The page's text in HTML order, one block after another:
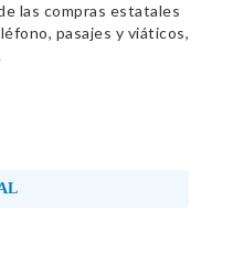
las compras estatales
pasajes y viáticos,